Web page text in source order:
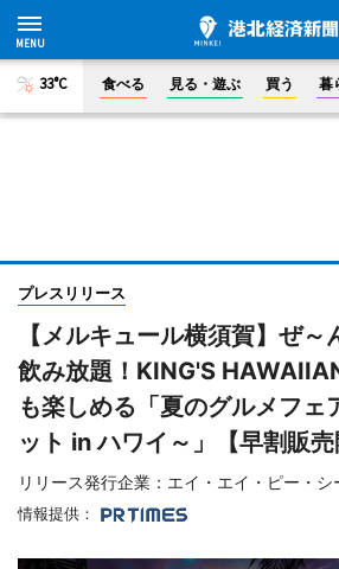
33°C 食べる 見る・遊ぶ 買う 暮
プレスリリース
【メルキュール横須賀】ぜ～
飲み放題！KING'S
も楽しめる「夏のグルメフ
ット in ハワイ～」【早割販売
リリース発行企業：エイ・エイ・ピー・
情報提供：